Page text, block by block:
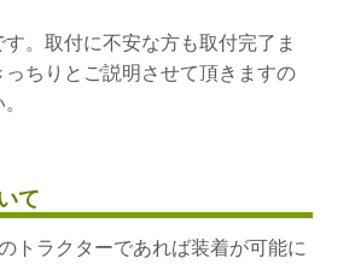
。取付に不安な方も取付完了ま
ちりとご説明させて頂きますの
て
トラクターであれば装着が可能に